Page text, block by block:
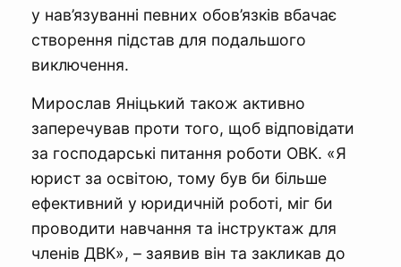
у нав’язуванні певних обов’язків вбачає
створення підстав для подальшого
виключення.
Мирослав Яніцький також активно
заперечував проти того, щоб відповідати
за господарські питання роботи ОВК. «Я
юрист за освітою, тому був би більше
ефективний у юридичній роботі, міг би
проводити навчання та інструктаж для
членів ДВК», – заявив він та закликав до